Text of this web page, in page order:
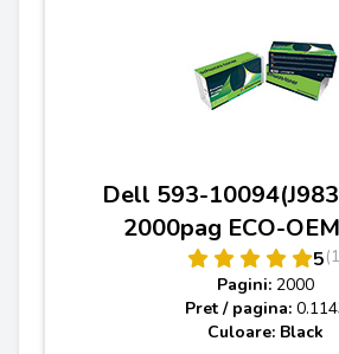
Dell 593-
2000pag ECO-
5
Pagini: 2000
Pret / pagina:
Culoare: Black